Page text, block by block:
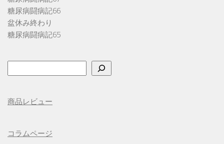
糖尿病闘病記66
盆休み終わり
糖尿病闘病記65
索
商品レビュー
コラムページ